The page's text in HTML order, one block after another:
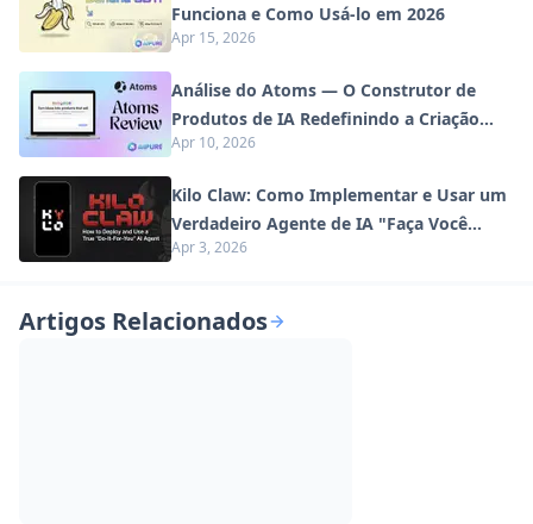
Funciona e Como Usá-lo em 2026
Apr 15, 2026
Análise do Atoms — O Construtor de
Produtos de IA Redefinindo a Criação
Digital em 2026
Apr 10, 2026
Kilo Claw: Como Implementar e Usar um
Verdadeiro Agente de IA "Faça Você
Mesmo" (Atualização de 2026)
Apr 3, 2026
Artigos Relacionados